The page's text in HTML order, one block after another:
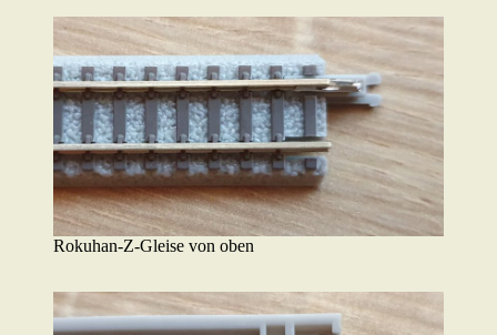
Rokuhan-Z-Gleise von oben